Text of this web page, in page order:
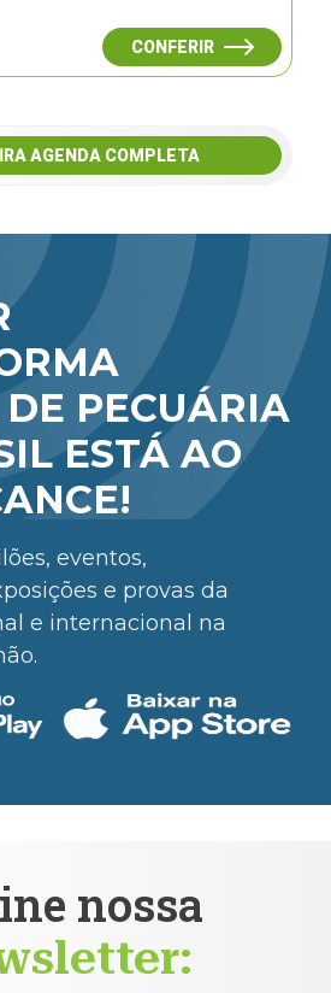
CONFERIR
AGENDA COMPLETA
PECUÁRIA
ESTÁ AO
eventos,
e provas da
e internacional na
nossa